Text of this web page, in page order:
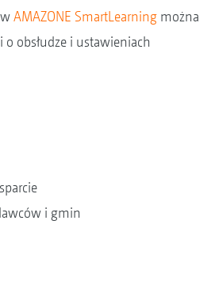
AMAZONE SmartLearning można
obsłudze i ustawieniach
i gmin